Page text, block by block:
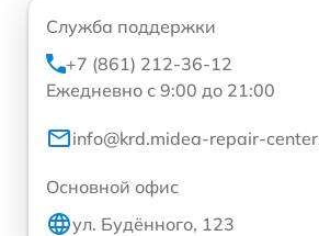
Служба поддержки
+7 (861) 212-36-12
Ежедневно с 9:00 до 21:00
info@krd.midea-repair-
Основной офис
ул. Будённого, 123